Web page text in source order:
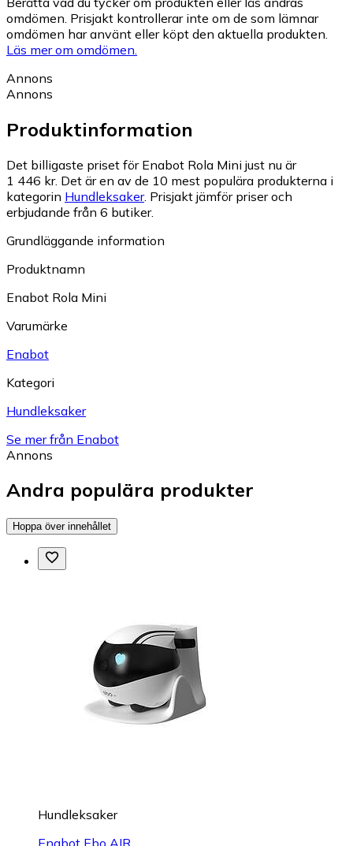
omdömen. Prisjakt kontrollerar inte om de som lämnar
omdömen har använt eller köpt den aktuella produkten.
Läs mer om omdömen.
Annons
Annons
Produktinformation
Det billigaste priset för Enabot Rola Mini just nu är
1 446 kr. Det är en av de 10 mest populära produkterna i
kategorin Hundleksaker. Prisjakt jämför priser och
erbjudande från 6 butiker.
Grundläggande information
Produktnamn
Enabot Rola Mini
Varumärke
Enabot
Kategori
Hundleksaker
Se mer från Enabot
Annons
Andra populära produkter
Hoppa över innehållet
Hundleksaker